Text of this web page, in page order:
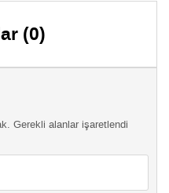
(0)
Gerekli alanlar işaretlendi